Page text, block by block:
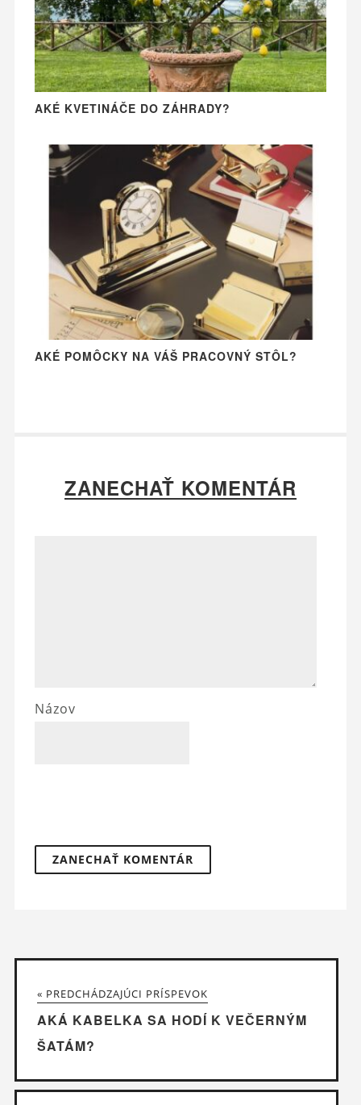
AKÉ KVETINÁČE DO ZÁHRADY?
AKÉ POMÔCKY NA VÁŠ PRACOVNÝ STÔL?
ZANECHAŤ KOMENTÁR
Názov
« PREDCHÁDZAJÚCI PRÍSPEVOK
AKÁ KABELKA SA HODÍ K VEČERNÝM
ŠATÁM?